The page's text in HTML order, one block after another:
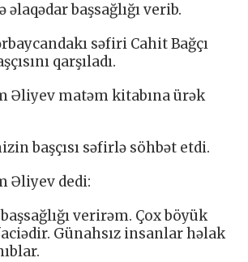
başsağlığı verib.
səfiri Cahit Bağçı
qarşıladı.
Əliyev matəm kitabına ürək
başçısı səfirlə söhbət etdi.
Əliyev dedi:
verirəm. Çox böyük
Günahsız insanlar həlak